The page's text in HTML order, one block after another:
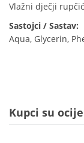
Vlažni dječji
Sastojci / Sastav:
Aqua, Glycerin,
Kupci su